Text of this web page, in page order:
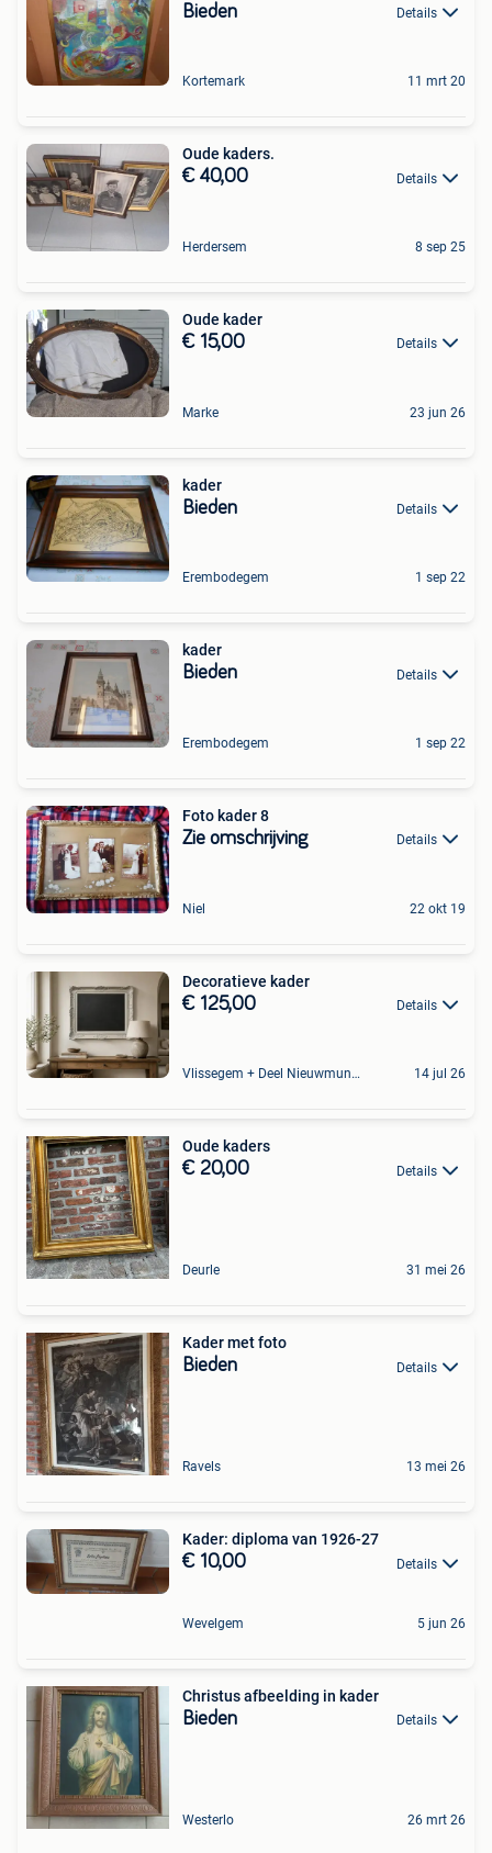
Bieden Details
Kortemark 11 mrt 20
Oude kaders.
€ 40,00 Details
Herdersem 8 sep 25
Oude kader
€ 15,00 Details
Marke 23 jun 26
kader
Bieden Details
Erembodegem 1 sep 22
kader
Bieden Details
Erembodegem 1 sep 22
Foto kader 8
Zie omschrijving Details
Niel 22 okt 19
Decoratieve kader
€ 125,00 Details
Vlissegem + Deel Nieuwmunster 14 jul 26
Oude kaders
€ 20,00 Details
Deurle 31 mei 26
Kader met foto
Bieden Details
Ravels 13 mei 26
Kader: diploma van 1926-27
€ 10,00 Details
Wevelgem 5 jun 26
Christus afbeelding in kader
Bieden Details
Westerlo 26 mrt 26